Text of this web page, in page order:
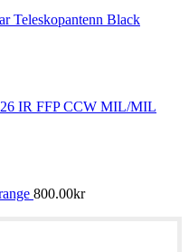
Teleskopantenn Black
IR FFP CCW MIL/MIL
800.00kr